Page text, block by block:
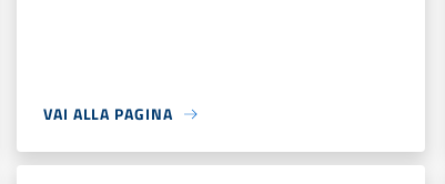
VAI ALLA PAGINA